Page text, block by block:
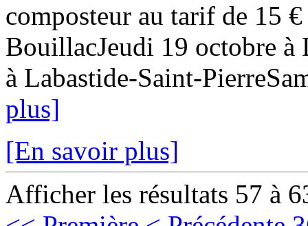
composteur au tarif de 15
BouillacJeudi 19 octobre à
à Labastide-Saint-
plus]
[En savoir plus]
Afficher les résultats 57 à